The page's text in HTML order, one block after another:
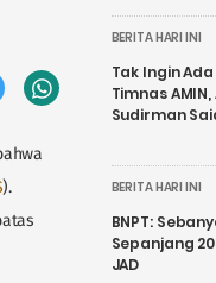
).
BERITA HARI INI
Tak Ingin
Timnas
Sudirman
BERITA HARI INI
BNPT:
Sepanjang
JAD